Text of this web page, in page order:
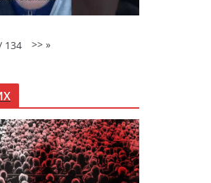
134 >> »